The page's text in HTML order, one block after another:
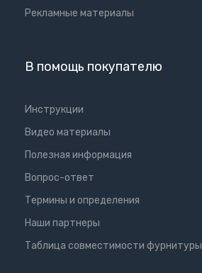
Рекламные материалы
В помощь покупателю
Инструкции
Видео материалы
Полезная информация
Вопрос-ответ
Термины и определения
Наши партнеры
Таблица совместимости фурнитуры